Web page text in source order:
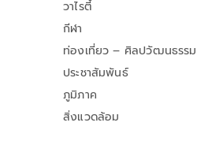
วาไรตี้
กีฬา
ท่องเที่ยว – ศิลปวัฒนธรรม
ประชาสัมพันธ์
ภูมิภาค
สิ่งแวดล้อม